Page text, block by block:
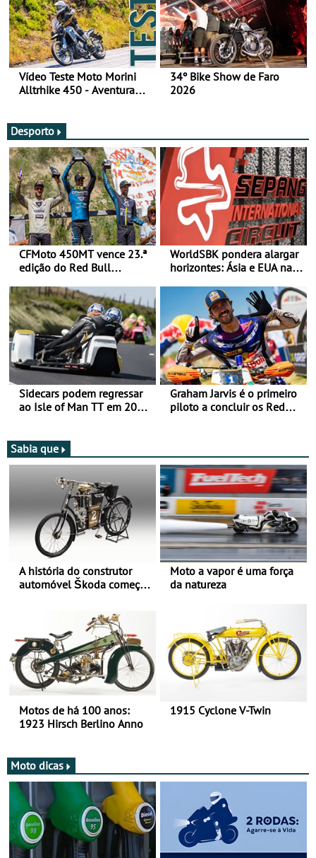
Vídeo Teste Moto Morini
Alltrhike 450 - Aventura
34º Bike Show de Faro
2026
Desporto
CFMoto 450MT vence 23.ª
edição do Red Bull
Categorias Adventure -
Vitória na Ultimate, Core e
Lite
WorldSBK pondera alargar
horizontes: Ásia e EUA na
Sidecars podem regressar
ao Isle of Man TT em 2027
Graham Jarvis é o primeiro
piloto a concluir os Red
Sabia que
A história do construtor
automóvel Škoda começou
Moto a vapor é uma força
da natureza
Motos de há 100 anos:
1923 Hirsch Berlino Anno
1915 Cyclone V-Twin
Moto dicas